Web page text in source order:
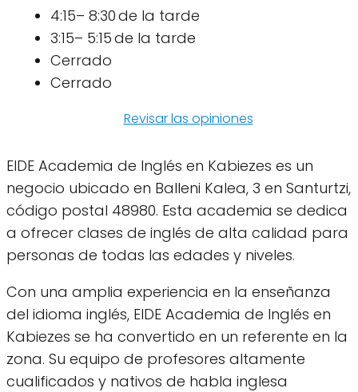
4:15– 8:30 de la tarde
3:15– 5:15 de la tarde
Cerrado
Cerrado
Revisar las opiniones
EIDE Academia de Inglés en Kabiezes es un
negocio ubicado en Balleni Kalea, 3 en Santurtzi,
código postal 48980. Esta academia se dedica
a ofrecer clases de inglés de alta calidad para
personas de todas las edades y niveles.
Con una amplia experiencia en la enseñanza
del idioma inglés, EIDE Academia de Inglés en
Kabiezes se ha convertido en un referente en la
zona. Su equipo de profesores altamente
cualificados y nativos de habla inglesa